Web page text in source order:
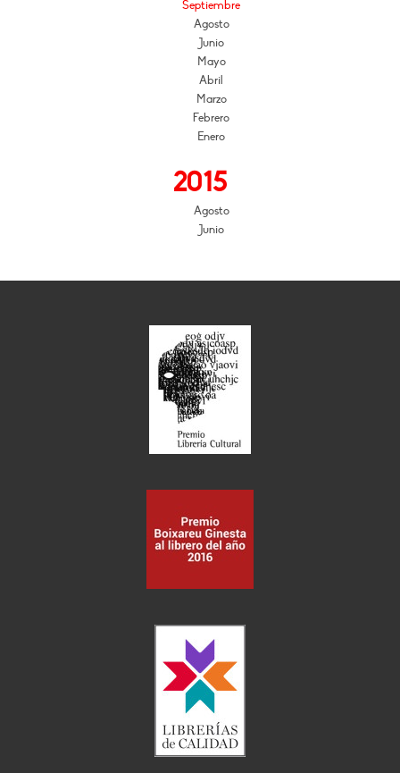
Septiembre
Agosto
Junio
Mayo
Abril
Marzo
Febrero
Enero
2015
Agosto
Junio